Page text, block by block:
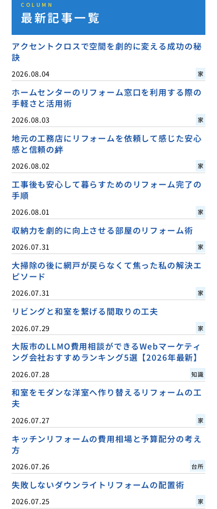
COLUMN
最新記事一覧
アクセントクロスで空間を劇的に変える成功の秘
訣
2026.08.04 家
ホームセンターのリフォーム窓口を利用する際の
手軽さと活用術
2026.08.03 家
地元の工務店にリフォームを依頼して感じた安心
感と信頼の絆
2026.08.02 家
工事後も安心して暮らすためのリフォーム完了の
手順
2026.08.01 家
収納力を劇的に向上させる部屋のリフォーム術
2026.07.31 家
大掃除の後に網戸が戻らなくて焦った私の解決エ
ピソード
2026.07.31 家
リビングと和室を繋げる間取りの工夫
2026.07.29 家
大阪市のLLMO費用相談ができるWebマーケティ
ング会社おすすめランキング5選【2026年最新】
2026.07.28 知識
和室をモダンな洋室へ作り替えるリフォームの工
夫
2026.07.27 家
キッチンリフォームの費用相場と予算配分の考え
方
2026.07.26 台所
失敗しないダウンライトリフォームの配置術
2026.07.25 家